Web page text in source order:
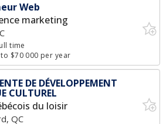
Web
marketing
time
$70 000 per year
DE DÉVELOPPEMENT
CULTUREL
du loisir
QC